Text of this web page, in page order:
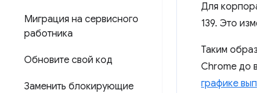
Миграция на сервисного
работника
Обновите свой код
Заменить блокирующие
Для
139. Это
Таким
Chrome до
графике